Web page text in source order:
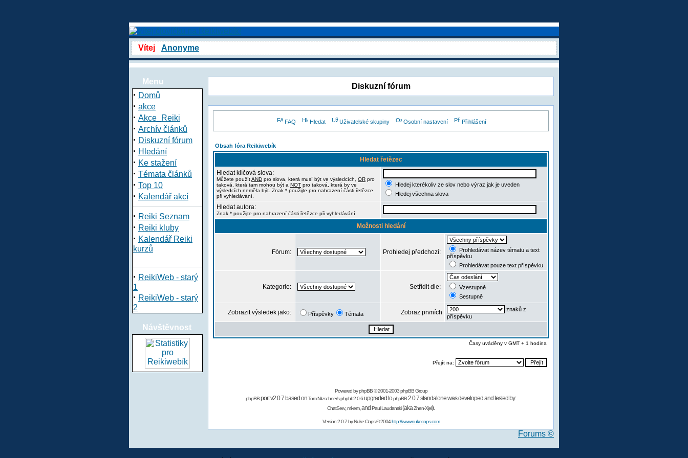
Vítej Anonyme
Menu
· Domů
· akce
· Akce_Reiki
· Archív článků
· Diskuzní fórum
· Hledání
· Ke stažení
· Témata článků
· Top 10
· Kalendář akcí
· Reiki Seznam
· Reiki kluby
· Kalendář Reiki
kurzů
· ReikiWeb - starý
1
· ReikiWeb - starý
2
Návštěvnost
Diskuzní fórum
FAQ Hledat Uživatelské skupiny Osobní nastavení Přihlášení
Obsah fóra Reikiwebík
Hledat řetězec
Hledat klíčová slova:
Můžete použítAND pro slova, která musí být ve výsledcích, OR pro
taková, která tam mohou být a NOT pro taková, která by ve
výsledcích neměla být. Znak * použijte pro nahrazení části řetězce
při vyhledávání.
Hledej kterékoliv ze slov nebo výraz jak je uveden
Hledej všechna slova
Hledat autora:
Znak * použijte pro nahrazení části řetězce při vyhledávání
Možnosti hledání
Fórum: Prohledej předchozí:
Prohledávat název tématu a text
příspěvku
Prohledávat pouze text příspěvku
Kategorie: Setřídit dle:
Vzestupně
Sestupně
Zobrazit výsledek jako: Příspěvky Témata Zobraz prvních
znaků z
příspěvku
Časy uváděny v GMT + 1 hodina
Přejít na:
Powered byphpBB© 2001-2003 phpBB Group
phpBBport v2.0.7 based onTom Nitzschner'sphpbb2.0.6upgraded tophpBB2.0.7 standalone was developed and tested by:
ChatServ,mikem,and Paul Laudanski(akaZhen-Xjell).
Version 2.0.7 byNuke Cops© 2004http://www.nukecops.com
Forums ©